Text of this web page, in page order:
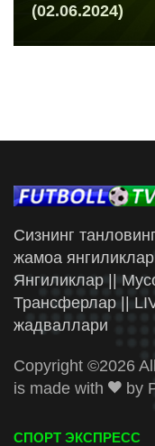
(02.06.2024)
Сизнинг
жамоа
Янгиликлар ||
Трансферлар ||
жадваллари
Copyright ©2026
is made with
by
СПОРТ ЭКСПРЕСС